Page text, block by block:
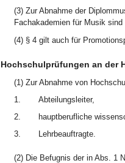
(3) Zur Abnahme der
Fachakademien für Musik
(4) § 4 gilt auch für
Hochschulprüfungen an der
(1) Zur Abnahme von
1.
Abteilungsleiter,
2.
hauptberufliche
3.
Lehrbeauftragte.
(2) Die Befugnis der in Abs. 1